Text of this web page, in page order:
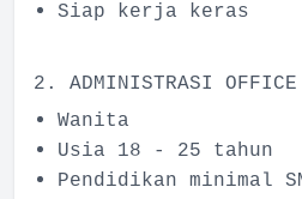
Siap kerja keras
2. ADMINISTRASI OFFICE
Wanita
Usia 18 - 25 tahun
Pendidikan minimal